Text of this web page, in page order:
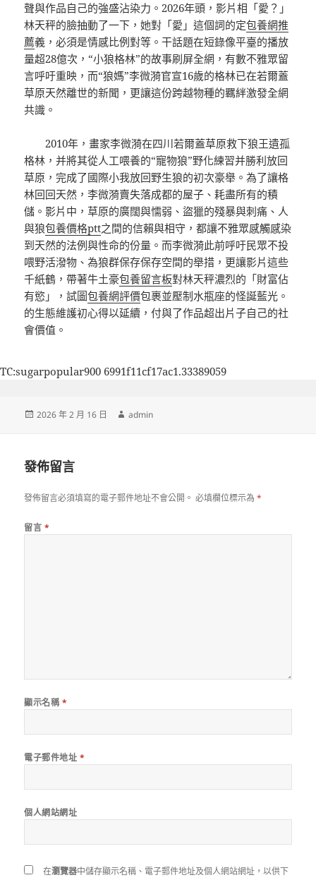
聲與作品自己的強盛沾染力。2026年頭，影片相「愛？」
林天秤的臉抽動了一下，她對「愛」這個詞的定包養網推
薦義，必須是情感比例對等。干話題在短錄像平臺的播放
量超28億次，“小狼格林”的故事刷屏全網，有數不雅眾留
言呼吁重映，而“狼媽”李微漪官宣16歲的格林已在若爾蓋
草原天然離世的新聞，更讓這份跨越物種的羈絆激發全網
共識。
2010年，畫家李微漪在四川若爾蓋草原救下狼王遺孤
格林，并將其從人工喂養的“寵物狼”野化練習并勝利放回
草原，完成了國際小我放回野生狼的初次豪舉。為了讓格
林回回天然，李微漪賣失落成都的屋子、耗盡所有的積
儲。影片中，草原的廣闊與懦弱、盜獵的殘暴與刺痛、人
與狼包養價格ptt之間的信賴與相守，都讓不雅眾感觸感染
到天然的法例與性命的份量。而李微漪此前呼吁民眾不投
喂野活潑物、為狼群保存保存空間的舉措，更讓影片這些
千紙鶴，帶著牛土豪包養留言板對林天秤濃烈的「財富佔
有慾」，試圖包養網評價包裹並壓制水瓶座的怪誕藍光。
的生態維護初心得以延續，付與了作品超出片子自己的社
會價值。
TC:sugarpopular900 6991f11cf17ac1.33389059
發
2026 年 2 月 16 日
作
admin
發佈留言
發佈留言必須填寫的電子郵件地址不會公開。 必填欄位標示為*
留言 *
顯示名稱 *
電子郵件地址 *
個人網站網址
在瀏覽器中儲存顯示名稱、電子郵件地址及個人網站網址，以供下